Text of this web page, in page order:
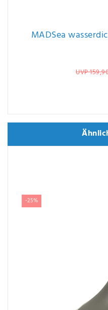
MADSea
UVP
-25%